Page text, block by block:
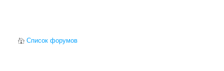
Список форумов